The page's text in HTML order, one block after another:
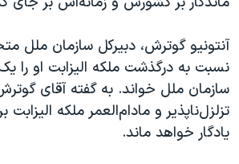
آنتونیو گوترش، دبیرکل سازمان ملل
نسبت به درگذشت ملکه الیزابت او
سازمان ملل خواند. به گفته آقای
تزلزل‌ناپذیر و مادام‌العمر ملکه
یادگار خواهد ماند.